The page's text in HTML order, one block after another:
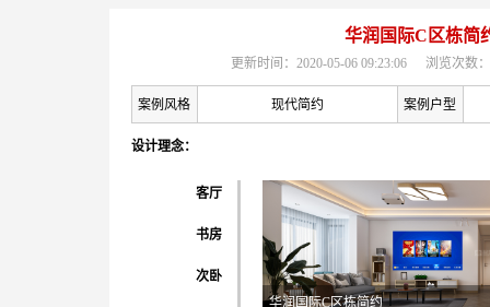
华润国际C区栋简
更新时间：2020-05-06 09:23:06 浏览次数
案例风格 现代简约 案例户型
设计理念：
客厅
书房
次卧
华润国际C区栋简约